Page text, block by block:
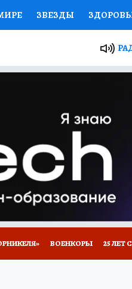
ЗВЕЗДЫ
ПРОЕКТЫ РОССИИ
ЖЕНСКИЕ СЕКРЕТЫ
ГИД
ВОЕНКОРЫ 25 ЛЕТ